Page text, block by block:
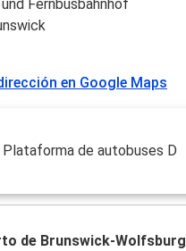
Fernbusbahnhof
en Google Maps
Plataforma de autobuses D
de Brunswick-Wolfsburg